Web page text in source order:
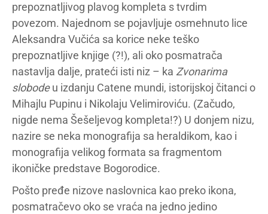
prepoznatljivog plavog kompleta s tvrdim
povezom. Najednom se pojavljuje osmehnuto lice
Aleksandra Vučića sa korice neke teško
prepoznatljive knjige (?!), ali oko posmatrača
nastavlja dalje, prateći isti niz – ka Zvonarima
slobodeu izdanju Catene mundi, istorijskoj čitanci o
Mihajlu Pupinu i Nikolaju Velimiroviću. (Začudo,
nigde nema Šešeljevog kompleta!?) U donjem nizu,
nazire se neka monografija sa heraldikom, kao i
monografija velikog formata sa fragmentom
ikoničke predstave Bogorodice.
Pošto pređe nizove naslovnica kao preko ikona,
posmatračevo oko se vraća na jedno jedino